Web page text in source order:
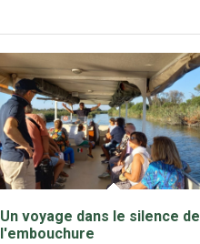
Un voyage dans le silence de
l'embouchure